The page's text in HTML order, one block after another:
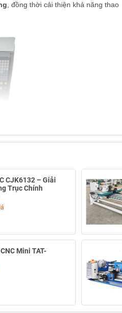
, đồng thời cải thiện khả năng thao
CJK6132 – Giải
Trục Chính
Mini TAT-